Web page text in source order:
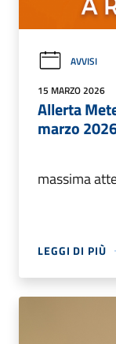
AVVISI
15 MARZO 2026
Allerta
marzo
massima
LEGGI DI PIÙ